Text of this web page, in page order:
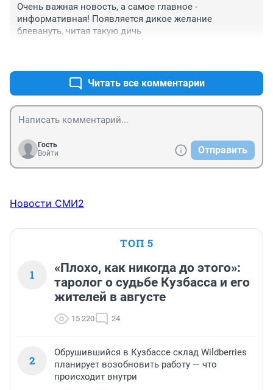
Очень важная новость, а самое главное -
информативная! Появляется дикое желание
блевануть, читая такую дичь
Читать все комментарии
Гость
Войти
Отправить
Новости СМИ2
ТОП 5
1
«Плохо, как никогда до этого»:
таролог о судьбе Кузбасса и его
жителей в августе
15 220 24
2
Обрушившийся в Кузбассе склад Wildberries
планирует возобновить работу — что
происходит внутри